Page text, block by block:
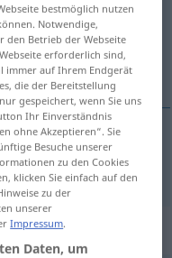
antippen)
bestmöglich nutzen
Notwendige,
den Betrieb der Webseite
erforderlich sind,
immer auf Ihrem Endgerät
die der Bereitstellung
gespeichert, wenn Sie uns
Ihr Einverständnis
ohne Akzeptieren“. Sie
Besuche unserer
zu den Cookies
klicken Sie einfach auf den
zu der
unserer
Impressum.
Daten, um